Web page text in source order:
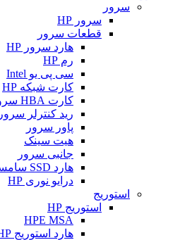
سرور
سرور HP
قطعات سرور
هارد سرور HP
رم HP
سی پی یو Intel
کارت شبکه HP
کارت HBA سرور HP
رید کنترلر سرور HP
پاور سرور
هیت سینک
جانبی سرور
هارد SSD سامسونگ
درایو نوری HP
استوریج
استوریج HP
HPE MSA
هارد استوریج HP